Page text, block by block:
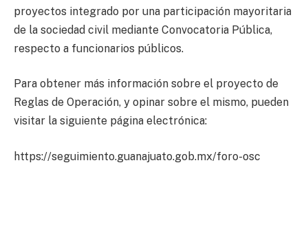
proyectos integrado por una participación mayoritaria
de la sociedad civil mediante Convocatoria Pública,
respecto a funcionarios públicos.
Para obtener más información sobre el proyecto de
Reglas de Operación, y opinar sobre el mismo, pueden
visitar la siguiente página electrónica:
https://seguimiento.guanajuato.gob.mx/foro-osc